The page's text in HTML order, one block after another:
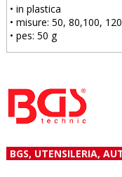
• in plastica
• misure: 50, 80,100,
• pes: 50 g
BGS, UTENSILERIA,